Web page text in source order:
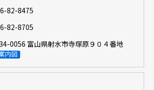
82-8475
82-8705
0056 富山県射水市寺塚原９０４番地
内図